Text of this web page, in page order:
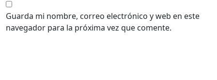
Guarda mi nombre, correo electrónico y web en este
navegador para la próxima vez que comente.